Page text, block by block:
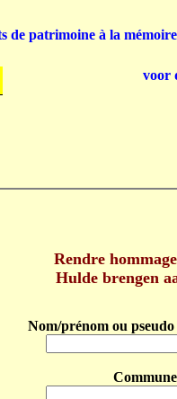
Rendre
Hulde brengen
Nom/prénom ou
de patrimoine à la
voor